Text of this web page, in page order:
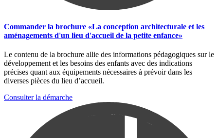
Commander la brochure «La conception architecturale et les
aménagements d'un lieu d'accueil de la petite enfance»
Le contenu de la brochure allie des informations pédagogiques sur le
développement et les besoins des enfants avec des indications
précises quant aux équipements nécessaires à prévoir dans les
diverses pièces du lieu d’accueil.
Consulter la démarche